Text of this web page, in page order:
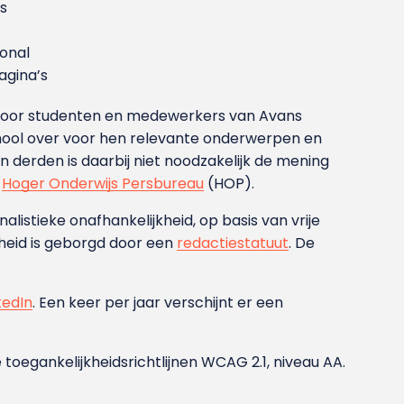
studenten en medewerkers van Avans
over voor hen relevante onderwerpen en
is daarbij niet noodzakelijk de mening
Hoger Onderwijs Persbureau (HOP).
onafhankelijkheid, op basis van vrije
is geborgd door een redactiestatuut. De
. Een keer per jaar verschijnt er een
WCAG 2.1, niveau AA.